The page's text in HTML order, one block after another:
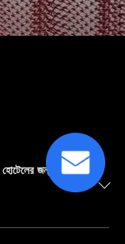
হোটেলের জন্য আদর্শ